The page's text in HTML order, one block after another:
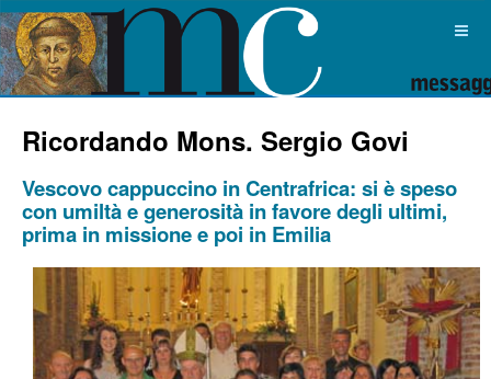
Ricordando Mons. Sergio Govi
Vescovo cappuccino in Centrafrica: si è speso
con umiltà e generosità in favore degli ultimi,
prima in missione e poi in Emilia